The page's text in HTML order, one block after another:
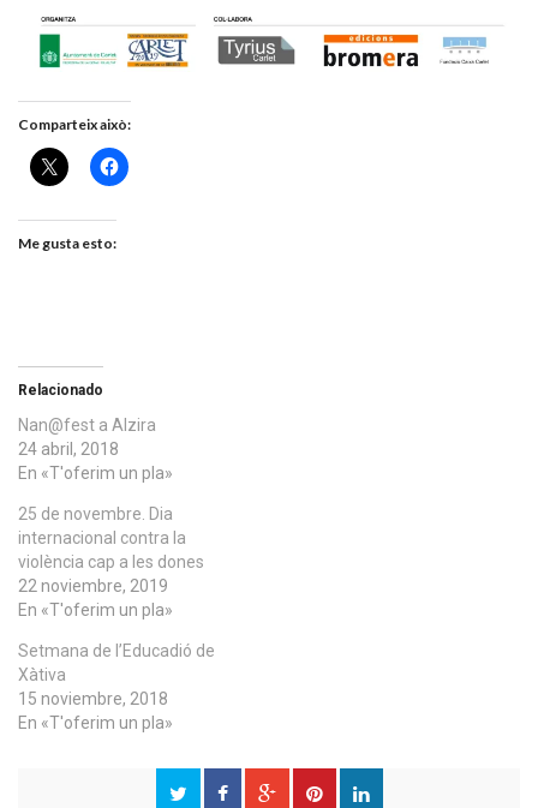
Comparteix això:
Me gusta esto:
Relacionado
Nan@fest a Alzira
24 abril, 2018
En «T'oferim un pla»
25 de novembre. Dia
internacional contra la
violència cap a les dones
22 noviembre, 2019
En «T'oferim un pla»
Setmana de l’Educadió de
Xàtiva
15 noviembre, 2018
En «T'oferim un pla»